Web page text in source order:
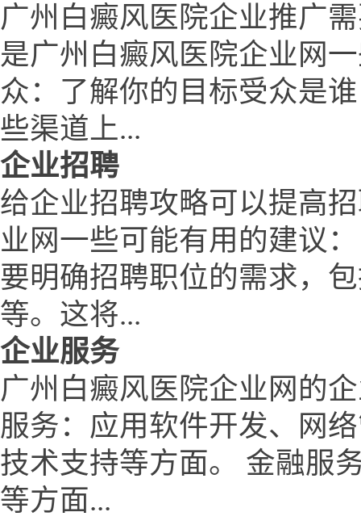
广州白癜风医院企业推广
是广州白癜风医院企业网
众：了解你的目标受众是
些渠道上...
企业招聘
给企业招聘攻略可以提高
业网一些可能有用的建议
要明确招聘职位的需求，
等。这将...
企业服务
广州白癜风医院企业网的
服务：应用软件开发、网
技术支持等方面。 金融服
等方面...